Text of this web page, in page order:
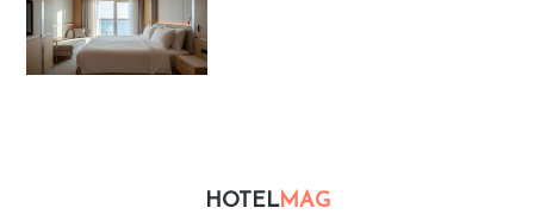
HOTELMAG